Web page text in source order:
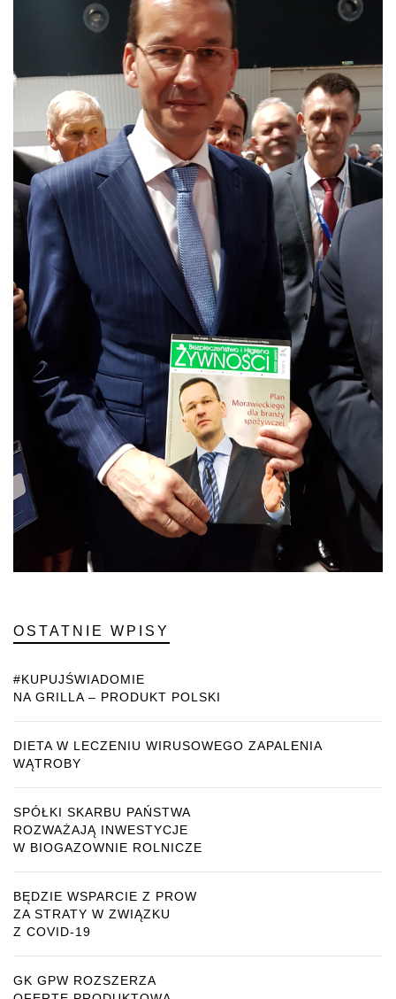
OSTATNIE WPISY
#KUPUJŚWIADOMIE
NA GRILLA – PRODUKT POLSKI
DIETA W LECZENIU WIRUSOWEGO ZAPALENIA
WĄTROBY
SPÓŁKI SKARBU PAŃSTWA
ROZWAŻAJĄ INWESTYCJE
W BIOGAZOWNIE ROLNICZE
BĘDZIE WSPARCIE Z PROW
ZA STRATY W ZWIĄZKU
Z COVID-19
GK GPW ROZSZERZA